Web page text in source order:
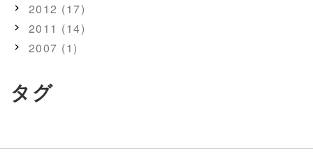
2012 (17)
2011 (14)
2007 (1)
タグ